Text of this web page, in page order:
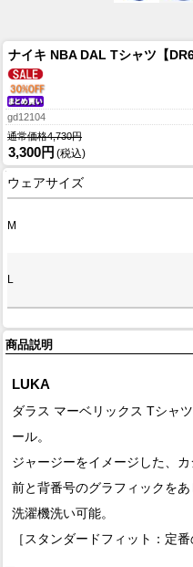
ナイキ NBA DAL Tシャツ【
gd12104
通常価格4,730円
3,300円 (税込)
ウェアサイズ
M
L
商品説明
LUKA
ダラス マーベリックス Tシャ
ール。
ジャージーをイメージした、
前と背番号のグラフィックをあ
洗濯機洗い可能。
［スタンダードフィット：定番